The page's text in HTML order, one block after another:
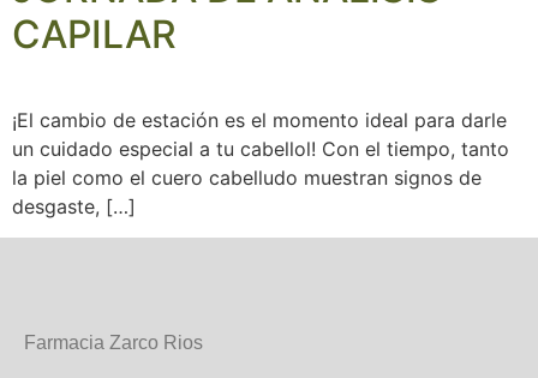
CAPILAR
¡El cambio de estación es el momento ideal para darle
un cuidado especial a tu cabellol! Con el tiempo, tanto
la piel como el cuero cabelludo muestran signos de
desgaste, […]
Farmacia Zarco Rios